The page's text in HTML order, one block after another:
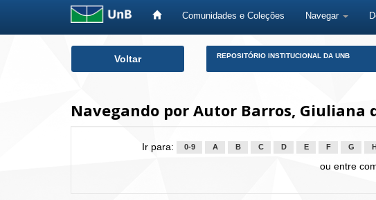
Comunidades e Coleções Navegar
Voltar REPOSITÓRIO INSTITUCIONAL DA UNB
Navegando por Autor Barros, Giuliana
Ir para: 0-9 A B C D E F G H
ou entre